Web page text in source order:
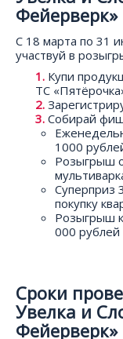
С 18 марта по 31
участвуй в
Купи
ТС
Собирай
1000
Розыгрыш
Суперприз
покупку
Розыгрыш
000 рублей
Сроки
Увелка и